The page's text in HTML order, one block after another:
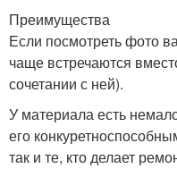
Преимущества
Если посмотреть фото
чаще встречаются
сочетании с ней).
У материала есть
его
так и те, кто делает